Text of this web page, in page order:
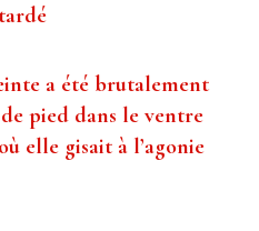
a été brutalement
pied dans le ventre
elle gisait à l’agonie